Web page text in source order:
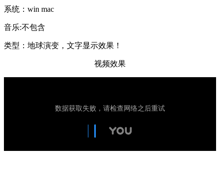
系统：win mac
音乐:不包含
类型：地球演变，文字显示效果！
视频效果